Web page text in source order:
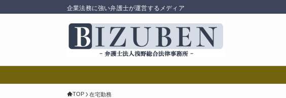
企業法務に強い弁護士が運営するメディア
TOP 在宅勤務